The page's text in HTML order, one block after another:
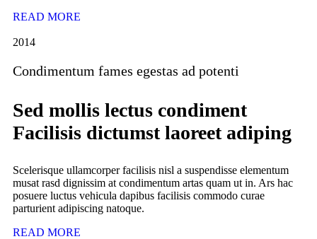
READ MORE
2014
Condimentum fames egestas ad potenti
Sed mollis lectus condiment
Facilisis dictumst laoreet adiping
Scelerisque ullamcorper facilisis nisl a suspendisse elementum
musat rasd dignissim at condimentum artas quam ut in. Ars hac
posuere luctus vehicula dapibus facilisis commodo curae
parturient adipiscing natoque.
READ MORE